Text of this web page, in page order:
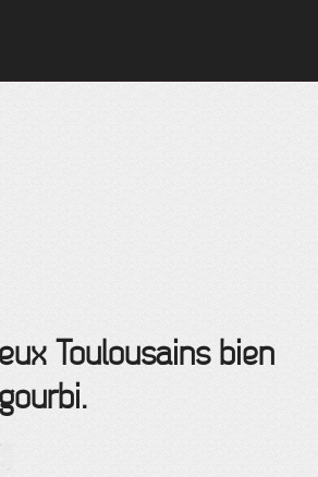
Toulousains bien